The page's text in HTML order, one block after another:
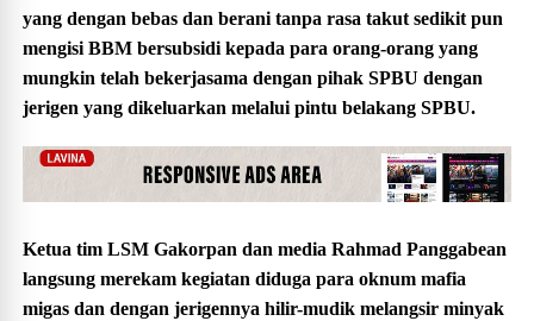
yang dengan bebas dan berani tanpa rasa takut sedikit pun
mengisi BBM bersubsidi kepada para orang-orang yang
mungkin telah bekerjasama dengan pihak SPBU dengan
jerigen yang dikeluarkan melalui pintu belakang SPBU.
Ketua tim LSM Gakorpan dan media Rahmad Panggabean
langsung merekam kegiatan diduga para oknum mafia
migas dan dengan jerigennya hilir-mudik melangsir minyak